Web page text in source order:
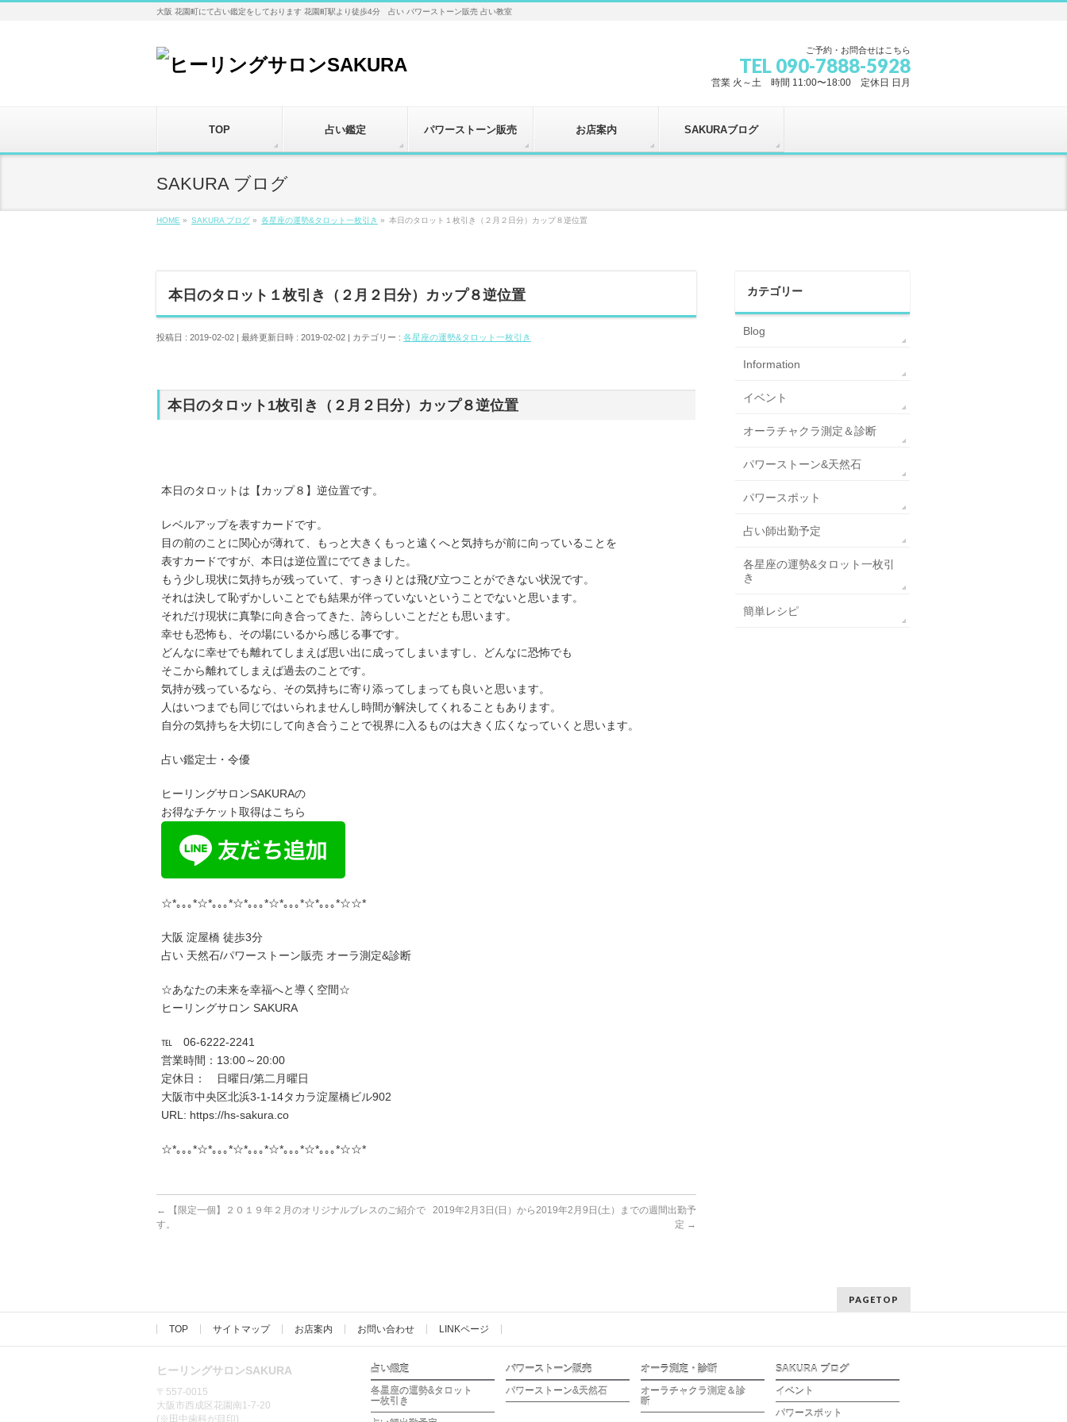
大阪 花園町にて占い鑑定をしております 花園町駅より徒歩4分 占い パワーストーン販売 占い教室
ご予約・お問合せはこちら
TEL 090-7888-5928
営業 火～土 時間 11:00〜18:00 定休日 日月
TOP 占い鑑定 パワーストーン販売 お店案内 SAKURAブログ
SAKURA ブログ
HOME » SAKURA ブログ » 各星座の運勢&タロット一枚引き » 本日のタロット１枚引き（２月２日分）カップ８逆位置
本日のタロット１枚引き（２月２日分）カップ８逆位置
投稿日 : 2019-02-02 最終更新日時 : 2019-02-02 カテゴリー : 各星座の運勢&タロット一枚引き
本日のタロット1枚引き（２月２日分）カップ８逆位置
本日のタロットは【カップ８】逆位置です。
レベルアップを表すカードです。
目の前のことに関心が薄れて、もっと大きくもっと遠くへと気持ちが前に向っていることを
表すカードですが、本日は逆位置にでてきました。
もう少し現状に気持ちが残っていて、すっきりとは飛び立つことができない状況です。
それは決して恥ずかしいことでも結果が伴っていないということでないと思います。
それだけ現状に真摯に向き合ってきた、誇らしいことだとも思います。
幸せも恐怖も、その場にいるから感じる事です。
どんなに幸せでも離れてしまえば思い出に成ってしまいますし、どんなに恐怖でも
そこから離れてしまえば過去のことです。
気持が残っているなら、その気持ちに寄り添ってしまっても良いと思います。
人はいつまでも同じではいられませんし時間が解決してくれることもあります。
自分の気持ちを大切にして向き合うことで視界に入るものは大きく広くなっていくと思います。
占い鑑定士・令優
ヒーリングサロンSAKURAの
お得なチケット取得はこちら
☆*｡｡｡*☆*｡｡｡*☆*｡｡｡*☆*｡｡｡*☆*｡｡｡*☆☆*
大阪 淀屋橋 徒歩3分
占い 天然石/パワーストーン販売 オーラ測定&診断
☆あなたの未来を幸福へと導く空間☆
ヒーリングサロン SAKURA
℡ 06-6222-2241
営業時間：13:00～20:00
定休日： 日曜日/第二月曜日
大阪市中央区北浜3-1-14タカラ淀屋橋ビル902
URL: https://hs-sakura.co
☆*｡｡｡*☆*｡｡｡*☆*｡｡｡*☆*｡｡｡*☆*｡｡｡*☆☆*
←
【限定一個】２０１９年２月のオリジナルブレスのご紹介で
す。
2019年2月3日(日）から2019年2月9日(土）までの週間出勤予
定 →
カテゴリー
Blog
Information
イベント
オーラチャクラ測定＆診断
パワーストーン&天然石
パワースポット
占い師出勤予定
各星座の運勢&タロット一枚引
き
簡単レシピ
PAGETOP
TOP サイトマップ お店案内 お問い合わせ LINKページ
ヒーリングサロンSAKURA
〒557-0015
大阪市西成区花園南1-7-20
(※田中歯科が目印)
占い鑑定
各星座の運勢&タロット
一枚引き
パワーストーン販売
パワーストーン&天然石
オーラ測定・診断
オーラチャクラ測定＆診
断
SAKURA ブログ
イベント
パワースポット